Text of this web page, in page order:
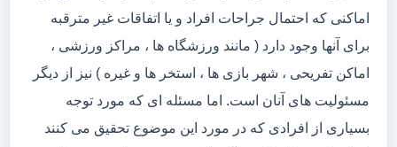
اماکنی که احتمال جراحات افراد و یا اتفاقات غیر مترقبه
برای آنها وجود دارد ( مانند ورزشگاه ها ، مراکز ورزشی ،
اماکن تفریحی ، شهر بازی ها ، استخر ها و غیره ) نیز از دیگر
مسئولیت های آنان است. اما مسئله ای که مورد توجه
بسیاری از افرادی که در مورد این موضوع تحقیق می کنند